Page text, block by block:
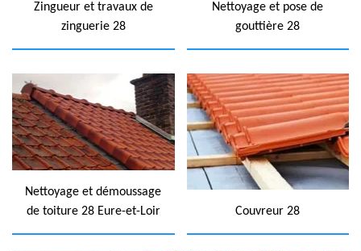
Zingueur et travaux de
zinguerie 28
Nettoyage et pose de
gouttière 28
Nettoyage et démoussage
de toiture 28 Eure-et-Loir
Couvreur 28